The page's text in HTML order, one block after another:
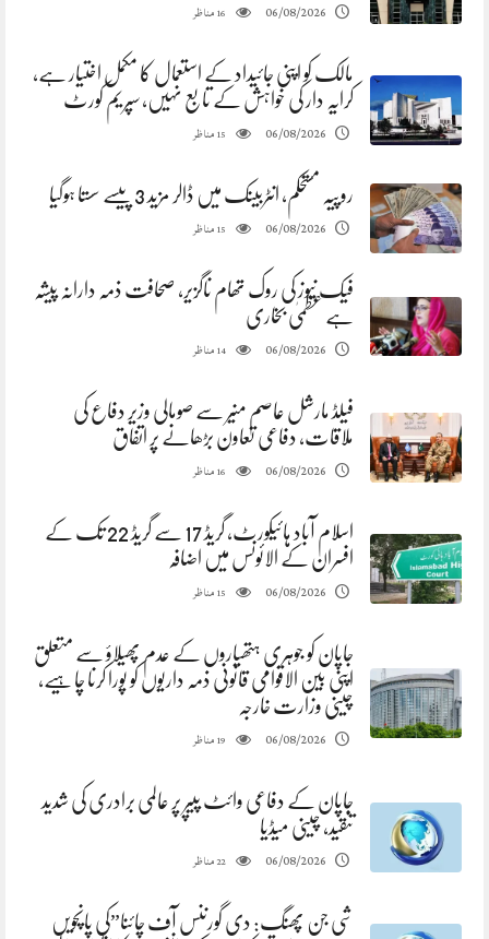
06/08/2026
16مناظر
مالک کو اپنی جائیداد کے استعمال کا مکمل اختیار ہے،
کرایہ دار کی خواہش کے تابع نہیں، سپریم کورٹ
06/08/2026
15مناظر
روپیہ مستحکم، انٹربینک میں ڈالر مزید 3 پیسے سستا ہوگیا
06/08/2026
15مناظر
فیک نیوز کی روک تھام ناگزیر، صحافت ذمہ دارانہ پیشہ
ہے عظمیٰ بخاری
06/08/2026
14مناظر
فیلڈ مارشل عاصم منیر سے صومالی وزیر دفاع کی
ملاقات، دفاعی تعاون بڑھانے پر اتفاق
06/08/2026
16مناظر
اسلام آباد ہائیکورٹ، گریڈ 17 سے گریڈ 22 تک کے
افسران کے الائونس میں اضافہ
06/08/2026
15مناظر
جاپان کو جوہری ہتھیاروں کے عدم پھیلاؤ سے متعلق
اپنی بین الاقوامی قانونی ذمہ داریوں کو پورا کرنا چاہیے،
چینی وزارت خارجہ
06/08/2026
19مناظر
جاپان کے دفاعی وائٹ پیپر پر عالمی برادری کی شدید
تنقید، چینی میڈیا
06/08/2026
22مناظر
شی جن پھنگ: دی گورننس آف چائنا”کی پانچویں